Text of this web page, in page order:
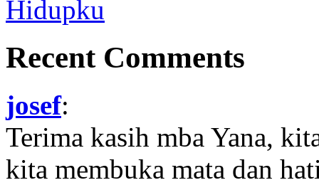
Recent Comments
josef:
Terima kasih mba Yana,
kita membuka mata dan